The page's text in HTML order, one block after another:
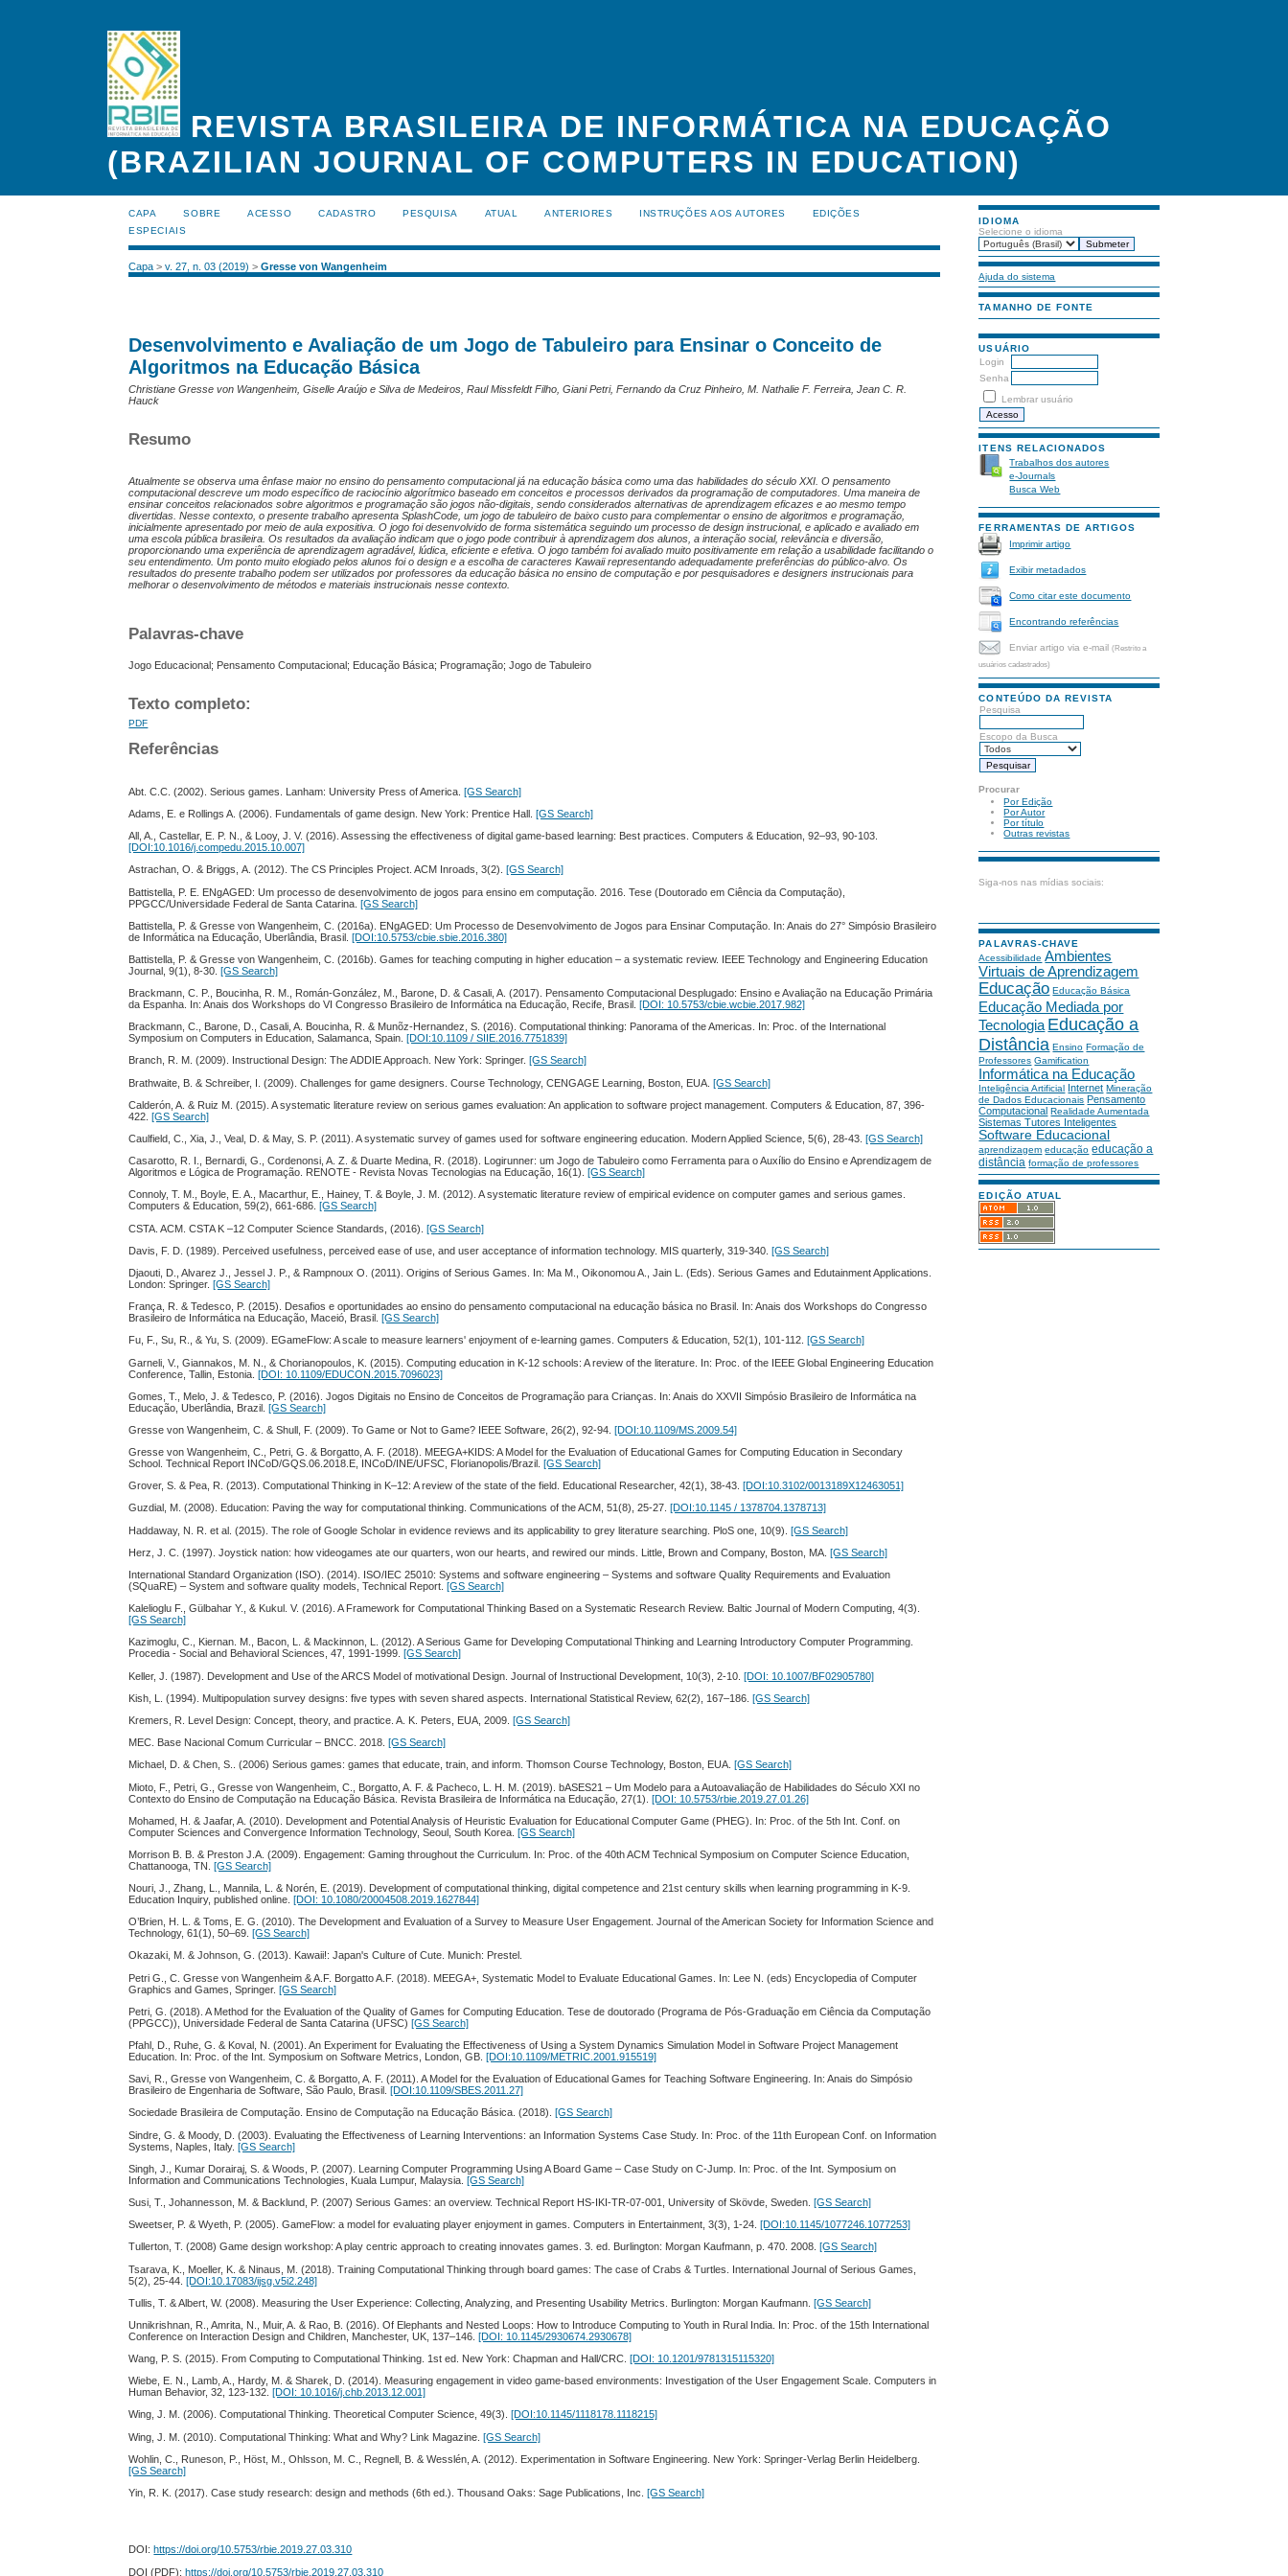
REVISTA BRASILEIRA DE INFORMÁTICA NA EDUCAÇÃO
(BRAZILIAN JOURNAL OF COMPUTERS IN EDUCATION)
IDIOMA
Selecione o idioma
Ajuda do sistema
TAMANHO DE FONTE
USUÁRIO
Login
Senha
Lembrar usuário
ITENS RELACIONADOS
Trabalhos dos autores
e-Journals
Busca Web
FERRAMENTAS DE ARTIGOS
Imprimir artigo
Exibir metadados
Como citar este documento
Encontrando referências
Enviar artigo via e-mail(Restrito a
usuários cadastrados)
CONTEÚDO DA REVISTA
Pesquisa
Escopo da Busca
Procurar
Por Edição
Por Autor
Por título
Outras revistas
Siga-nos nas mídias sociais:
PALAVRAS-CHAVE
Acessibilidade Ambientes
Virtuais de Aprendizagem
Educação Educação Básica
Educação Mediada por
Tecnologia Educação a
Distância Ensino Formação de
Professores Gamification
Informática na Educação
Inteligência Artificial Internet Mineração
de Dados Educacionais Pensamento
Computacional Realidade Aumentada
Sistemas Tutores Inteligentes
Software Educacional
aprendizagem educação educação a
distância formação de professores
EDIÇÃO ATUAL
CAPA SOBRE ACESSO CADASTRO PESQUISA ATUAL ANTERIORES INSTRUÇÕES AOS AUTORES
EDIÇÕES
ESPECIAIS
Capa >v. 27, n. 03 (2019) >Gresse von Wangenheim
Desenvolvimento e Avaliação de um Jogo de Tabuleiro para Ensinar o Conceito de
Algoritmos na Educação Básica
Christiane Gresse von Wangenheim, Giselle Araújo e Silva de Medeiros, Raul Missfeldt Filho, Giani Petri, Fernando da Cruz Pinheiro, M. Nathalie F. Ferreira, Jean C. R.
Hauck
Resumo
Atualmente se observa uma ênfase maior no ensino do pensamento computacional já na educação básica como uma das habilidades do século XXI. O pensamento
computacional descreve um modo específico de raciocínio algorítmico baseado em conceitos e processos derivados da programação de computadores. Uma maneira de
ensinar conceitos relacionados sobre algoritmos e programação são jogos não-digitais, sendo considerados alternativas de aprendizagem eficazes e ao mesmo tempo
divertidas. Nesse contexto, o presente trabalho apresenta SplashCode, um jogo de tabuleiro de baixo custo para complementar o ensino de algoritmos e programação,
inicialmente apresentado por meio de aula expositiva. O jogo foi desenvolvido de forma sistemática seguindo um processo de design instrucional, e aplicado e avaliado em
uma escola pública brasileira. Os resultados da avaliação indicam que o jogo pode contribuir à aprendizagem dos alunos, a interação social, relevância e diversão,
proporcionando uma experiência de aprendizagem agradável, lúdica, eficiente e efetiva. O jogo também foi avaliado muito positivamente em relação a usabilidade facilitando o
seu entendimento. Um ponto muito elogiado pelos alunos foi o design e a escolha de caracteres Kawaii representando adequadamente preferências do público-alvo. Os
resultados do presente trabalho podem ser utilizados por professores da educação básica no ensino de computação e por pesquisadores e designers instrucionais para
melhorar o desenvolvimento de métodos e materiais instrucionais nesse contexto.
Palavras-chave
Jogo Educacional; Pensamento Computacional; Educação Básica; Programação; Jogo de Tabuleiro
Texto completo:
PDF
Referências
Abt. C.C. (2002). Serious games. Lanham: University Press of America.[GS Search]
Adams, E. e Rollings A. (2006). Fundamentals of game design. New York: Prentice Hall.[GS Search]
All, A., Castellar, E. P. N., & Looy, J. V. (2016). Assessing the effectiveness of digital game-based learning: Best practices. Computers & Education, 92–93, 90-103.
[DOI:10.1016/j.compedu.2015.10.007]
Astrachan, O. & Briggs, Α. (2012). The CS Principles Project. ACM Inroads, 3(2). [GS Search]
Battistella, P. E. ENgAGED: Um processo de desenvolvimento de jogos para ensino em computação. 2016. Tese (Doutorado em Ciência da Computação),
PPGCC/Universidade Federal de Santa Catarina.[GS Search]
Battistella, P. & Gresse von Wangenheim, C. (2016a). ENgAGED: Um Processo de Desenvolvimento de Jogos para Ensinar Computação. In: Anais do 27° Simpósio Brasileiro
de Informática na Educação, Uberlândia, Brasil.[DOI:10.5753/cbie.sbie.2016.380]
Battistella, P. & Gresse von Wangenheim, C. (2016b). Games for teaching computing in higher education – a systematic review. IEEE Technology and Engineering Education
Journal, 9(1), 8-30.[GS Search]
Brackmann, C. P., Boucinha, R. M., Román-González, M., Barone, D. & Casali, A. (2017). Pensamento Computacional Desplugado: Ensino e Avaliação na Educação Primária
da Espanha. In: Anais dos Workshops do VI Congresso Brasileiro de Informática na Educação, Recife, Brasil.[DOI: 10.5753/cbie.wcbie.2017.982]
Brackmann, C., Barone, D., Casali, A. Boucinha, R. & Munõz-Hernandez, S. (2016). Computational thinking: Panorama of the Americas. In: Proc. of the International
Symposium on Computers in Education, Salamanca, Spain. [DOI:10.1109 / SIIE.2016.7751839]
Branch, R. M. (2009). Instructional Design: The ADDIE Approach. New York: Springer. [GS Search]
Brathwaite, B. & Schreiber, I. (2009). Challenges for game designers. Course Technology, CENGAGE Learning, Boston, EUA.[GS Search]
Calderón, A. & Ruiz M. (2015). A systematic literature review on serious games evaluation: An application to software project management. Computers & Education, 87, 396-
422.[GS Search]
Caulfield, C., Xia, J., Veal, D. & May, S. P. (2011). A systematic survey of games used for software engineering education. Modern Applied Science, 5(6), 28-43.[GS Search]
Casarotto, R. I., Bernardi, G., Cordenonsi, A. Z. & Duarte Medina, R. (2018). Logirunner: um Jogo de Tabuleiro como Ferramenta para o Auxílio do Ensino e Aprendizagem de
Algoritmos e Lógica de Programação. RENOTE - Revista Novas Tecnologias na Educação, 16(1). [GS Search]
Connoly, T. M., Boyle, E. A., Macarthur, E., Hainey, T. & Boyle, J. M. (2012). A systematic literature review of empirical evidence on computer games and serious games.
Computers & Education, 59(2), 661-686. [GS Search]
CSTA. ACM. CSTA K –12 Computer Science Standards, (2016).[GS Search]
Davis, F. D. (1989). Perceived usefulness, perceived ease of use, and user acceptance of information technology. MIS quarterly, 319-340.[GS Search]
Djaouti, D., Alvarez J., Jessel J. P., & Rampnoux O. (2011). Origins of Serious Games. In: Ma M., Oikonomou A., Jain L. (Eds). Serious Games and Edutainment Applications.
London: Springer.[GS Search]
França, R. & Tedesco, P. (2015). Desafios e oportunidades ao ensino do pensamento computacional na educação básica no Brasil. In: Anais dos Workshops do Congresso
Brasileiro de Informática na Educação, Maceió, Brasil.[GS Search]
Fu, F., Su, R., & Yu, S. (2009). EGameFlow: A scale to measure learners' enjoyment of e-learning games. Computers & Education, 52(1), 101-112. [GS Search]
Garneli, V., Giannakos, M. N., & Chorianopoulos, K. (2015). Computing education in K-12 schools: A review of the literature. In: Proc. of the IEEE Global Engineering Education
Conference, Tallin, Estonia.[DOI: 10.1109/EDUCON.2015.7096023]
Gomes, T., Melo, J. & Tedesco, P. (2016). Jogos Digitais no Ensino de Conceitos de Programação para Crianças. In: Anais do XXVII Simpósio Brasileiro de Informática na
Educação, Uberlândia, Brazil.[GS Search]
Gresse von Wangenheim, C. & Shull, F. (2009). To Game or Not to Game? IEEE Software, 26(2), 92-94.[DOI:10.1109/MS.2009.54]
Gresse von Wangenheim, C., Petri, G. & Borgatto, A. F. (2018). MEEGA+KIDS: A Model for the Evaluation of Educational Games for Computing Education in Secondary
School. Technical Report INCoD/GQS.06.2018.E, INCoD/INE/UFSC, Florianopolis/Brazil.[GS Search]
Grover, S. & Pea, R. (2013). Computational Thinking in K–12: A review of the state of the field. Educational Researcher, 42(1), 38-43. [DOI:10.3102/0013189X12463051]
Guzdial, M. (2008). Education: Paving the way for computational thinking. Communications of the ACM, 51(8), 25-27. [DOI:10.1145 / 1378704.1378713]
Haddaway, N. R. et al. (2015). The role of Google Scholar in evidence reviews and its applicability to grey literature searching. PloS one, 10(9).[GS Search]
Herz, J. C. (1997). Joystick nation: how videogames ate our quarters, won our hearts, and rewired our minds. Little, Brown and Company, Boston, MA.[GS Search]
International Standard Organization (ISO). (2014). ISO/IEC 25010: Systems and software engineering – Systems and software Quality Requirements and Evaluation
(SQuaRE) – System and software quality models, Technical Report.[GS Search]
Kalelioglu F., Gülbahar Y., & Kukul. V. (2016). A Framework for Computational Thinking Based on a Systematic Research Review. Baltic Journal of Modern Computing, 4(3).
[GS Search]
Kazimoglu, C., Kiernan. M., Bacon, L. & Mackinnon, L. (2012). A Serious Game for Developing Computational Thinking and Learning Introductory Computer Programming.
Procedia - Social and Behavioral Sciences, 47, 1991-1999. [GS Search]
Keller, J. (1987). Development and Use of the ARCS Model of motivational Design. Journal of Instructional Development, 10(3), 2-10.[DOI: 10.1007/BF02905780]
Kish, L. (1994). Multipopulation survey designs: five types with seven shared aspects. International Statistical Review, 62(2), 167–186.[GS Search]
Kremers, R. Level Design: Concept, theory, and practice. A. K. Peters, EUA, 2009.[GS Search]
MEC. Base Nacional Comum Curricular – BNCC. 2018.[GS Search]
Michael, D. & Chen, S.. (2006) Serious games: games that educate, train, and inform. Thomson Course Technology, Boston, EUA. [GS Search]
Mioto, F., Petri, G., Gresse von Wangenheim, C., Borgatto, A. F. & Pacheco, L. H. M. (2019). bASES21 – Um Modelo para a Autoavaliação de Habilidades do Século XXI no
Contexto do Ensino de Computação na Educação Básica. Revista Brasileira de Informática na Educação, 27(1).[DOI: 10.5753/rbie.2019.27.01.26]
Mohamed, H. & Jaafar, A. (2010). Development and Potential Analysis of Heuristic Evaluation for Educational Computer Game (PHEG). In: Proc. of the 5th Int. Conf. on
Computer Sciences and Convergence Information Technology, Seoul, South Korea.[GS Search]
Morrison B. B. & Preston J.A. (2009). Engagement: Gaming throughout the Curriculum. In: Proc. of the 40th ACM Technical Symposium on Computer Science Education,
Chattanooga, TN.[GS Search]
Nouri, J., Zhang, L., Mannila, L. & Norén, E. (2019). Development of computational thinking, digital competence and 21st century skills when learning programming in K-9.
Education Inquiry, published online.[DOI: 10.1080/20004508.2019.1627844]
O’Brien, H. L. & Toms, E. G. (2010). The Development and Evaluation of a Survey to Measure User Engagement. Journal of the American Society for Information Science and
Technology, 61(1), 50–69. [GS Search]
Okazaki, M. & Johnson, G. (2013). Kawaii!: Japan's Culture of Cute. Munich: Prestel.
Petri G., C. Gresse von Wangenheim & A.F. Borgatto A.F. (2018). MEEGA+, Systematic Model to Evaluate Educational Games. In: Lee N. (eds) Encyclopedia of Computer
Graphics and Games, Springer.[GS Search]
Petri, G. (2018). A Method for the Evaluation of the Quality of Games for Computing Education. Tese de doutorado (Programa de Pós-Graduação em Ciência da Computação
(PPGCC)), Universidade Federal de Santa Catarina (UFSC)[GS Search]
Pfahl, D., Ruhe, G. & Koval, N. (2001). An Experiment for Evaluating the Effectiveness of Using a System Dynamics Simulation Model in Software Project Management
Education. In: Proc. of the Int. Symposium on Software Metrics, London, GB.[DOI:10.1109/METRIC.2001.915519]
Savi, R., Gresse von Wangenheim, C. & Borgatto, A. F. (2011). A Model for the Evaluation of Educational Games for Teaching Software Engineering. In: Anais do Simpósio
Brasileiro de Engenharia de Software, São Paulo, Brasil. [DOI:10.1109/SBES.2011.27]
Sociedade Brasileira de Computação. Ensino de Computação na Educação Básica. (2018). [GS Search]
Sindre, G. & Moody, D. (2003). Evaluating the Effectiveness of Learning Interventions: an Information Systems Case Study. In: Proc. of the 11th European Conf. on Information
Systems, Naples, Italy.[GS Search]
Singh, J., Kumar Dorairaj, S. & Woods, P. (2007). Learning Computer Programming Using A Board Game – Case Study on C-Jump. In: Proc. of the Int. Symposium on
Information and Communications Technologies, Kuala Lumpur, Malaysia.[GS Search]
Susi, T., Johannesson, M. & Backlund, P. (2007) Serious Games: an overview. Technical Report HS-IKI-TR-07-001, University of Skövde, Sweden.[GS Search]
Sweetser, P. & Wyeth, P. (2005). GameFlow: a model for evaluating player enjoyment in games. Computers in Entertainment, 3(3), 1-24.[DOI:10.1145/1077246.1077253]
Tullerton, T. (2008) Game design workshop: A play centric approach to creating innovates games. 3. ed. Burlington: Morgan Kaufmann, p. 470. 2008. [GS Search]
Tsarava, K., Moeller, K. & Ninaus, M. (2018). Training Computational Thinking through board games: The case of Crabs & Turtles. International Journal of Serious Games,
5(2), 25-44.[DOI:10.17083/ijsg.v5i2.248]
Tullis, T. & Albert, W. (2008). Measuring the User Experience: Collecting, Analyzing, and Presenting Usability Metrics. Burlington: Morgan Kaufmann.[GS Search]
Unnikrishnan, R., Amrita, N., Muir, A. & Rao, B. (2016). Of Elephants and Nested Loops: How to Introduce Computing to Youth in Rural India. In: Proc. of the 15th International
Conference on Interaction Design and Children, Manchester, UK, 137–146.[DOI: 10.1145/2930674.2930678]
Wang, P. S. (2015). From Computing to Computational Thinking. 1st ed. New York: Chapman and Hall/CRC.[DOI: 10.1201/9781315115320]
Wiebe, E. N., Lamb, A., Hardy, M. & Sharek, D. (2014). Measuring engagement in video game-based environments: Investigation of the User Engagement Scale. Computers in
Human Behavior, 32, 123-132. [DOI: 10.1016/j.chb.2013.12.001]
Wing, J. M. (2006). Computational Thinking. Theoretical Computer Science, 49(3). [DOI:10.1145/1118178.1118215]
Wing, J. M. (2010). Computational Thinking: What and Why? Link Magazine.[GS Search]
Wohlin, C., Runeson, P., Höst, M., Ohlsson, M. C., Regnell, B. & Wesslén, A. (2012). Experimentation in Software Engineering. New York: Springer-Verlag Berlin Heidelberg.
[GS Search]
Yin, R. K. (2017). Case study research: design and methods (6th ed.). Thousand Oaks: Sage Publications, Inc.[GS Search]
DOI: https://doi.org/10.5753/rbie.2019.27.03.310
DOI (PDF): https://doi.org/10.5753/rbie.2019.27.03.310